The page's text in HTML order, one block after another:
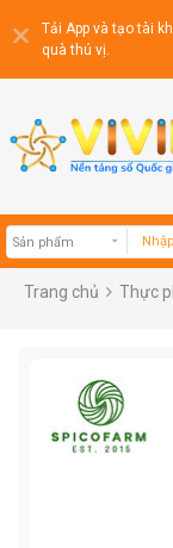
Tải App và tạo tài
quà thú vị.
Trang chủ Thực